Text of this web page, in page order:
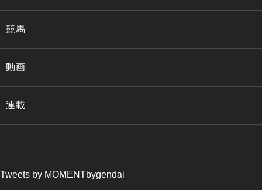
競馬
動画
連載
Tweets by MOMENTbygendai